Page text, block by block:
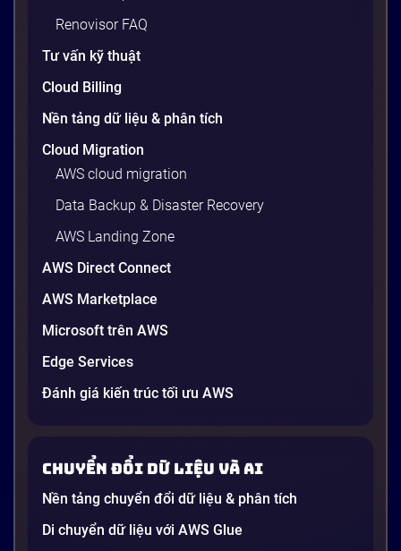
viện, cấu hình OS, biến môi trường – những thứ
20 phút
Generative AI là gì? Giải thích đơn giản
và ứng dụng cho doanh nghiệp Việt
Nam 2026
Gần đây, bạn có thể nghe đến thuật ngữ “Generative
startup công nghệ. Vấn đề là phần lớn lời giải thích
dường như chỉ được viết cho kỹ sư, không phải cho
người […]
21 phút
Renovisor FAQ
Tư vấn kỹ thuật
Cloud Billing
Nền tảng dữ liệu & phân tích
Cloud Migration
AWS cloud migration
Data Backup & Disaster Recovery
AWS Landing Zone
AWS Direct Connect
AWS Marketplace
Microsoft trên AWS
Edge Services
Đánh giá kiến trúc tối ưu AWS
Chuyển đổi dữ liệu và AI
Nền tảng chuyển đổi dữ liệu & phân tích
Di chuyển dữ liệu với AWS Glue